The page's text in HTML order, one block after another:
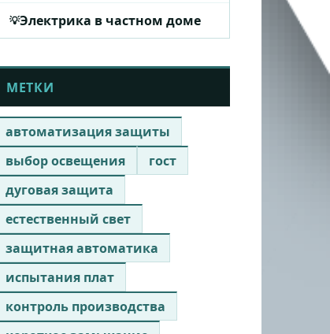
Электрика в частном доме
МЕТКИ
автоматизация защиты
выбор освещения
гост
дуговая защита
естественный свет
защитная автоматика
испытания плат
контроль производства